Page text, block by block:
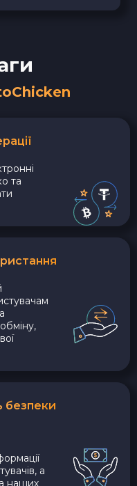
та
безпеки
а
наших